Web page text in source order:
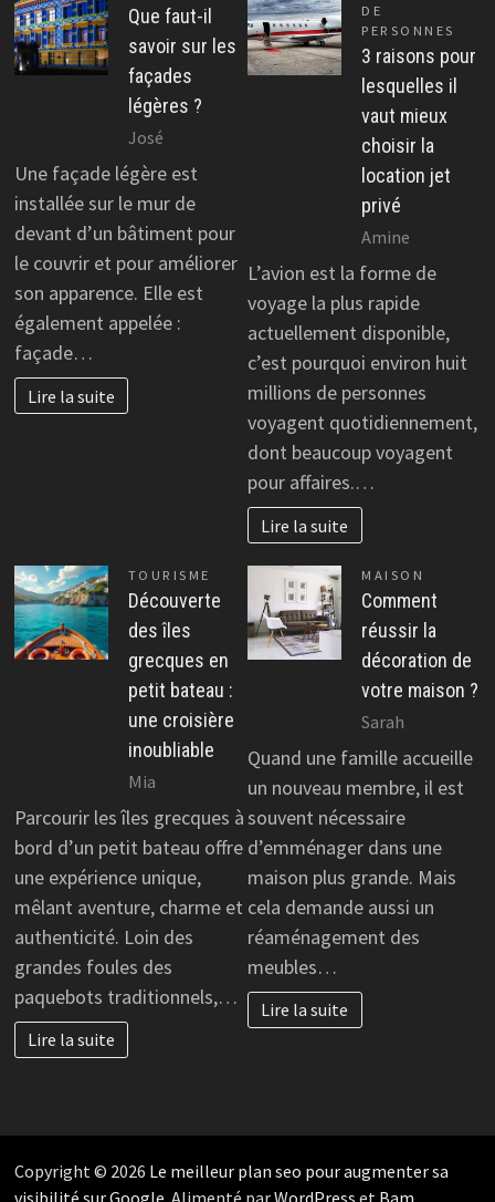
Que faut-il
savoir sur les
façades
légères ?
José
Une façade légère est
installée sur le mur de
devant d’un bâtiment pour
le couvrir et pour améliorer
son apparence. Elle est
également appelée :
façade…
Lire la suite
DE
PERSONNES
3 raisons pour
lesquelles il
vaut mieux
choisir la
location jet
privé
Amine
L’avion est la forme de
voyage la plus rapide
actuellement disponible,
c’est pourquoi environ huit
millions de personnes
voyagent quotidiennement,
dont beaucoup voyagent
pour affaires.…
Lire la suite
TOURISME
Découverte
des îles
grecques en
petit bateau :
une croisière
inoubliable
Mia
Parcourir les îles grecques à
bord d’un petit bateau offre
une expérience unique,
mêlant aventure, charme et
authenticité. Loin des
grandes foules des
paquebots traditionnels,…
Lire la suite
MAISON
Comment
réussir la
décoration de
votre maison ?
Sarah
Quand une famille accueille
un nouveau membre, il est
souvent nécessaire
d’emménager dans une
maison plus grande. Mais
cela demande aussi un
réaménagement des
meubles…
Lire la suite
Copyright © 2026 Le meilleur plan seo pour augmenter sa
visibilité sur Google . Alimenté parWordPress et Bam